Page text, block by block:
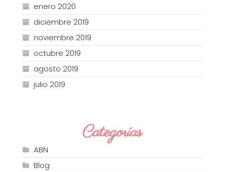
enero 2020
diciembre 2019
noviembre 2019
octubre 2019
agosto 2019
julio 2019
Categorías
ABN
Blog